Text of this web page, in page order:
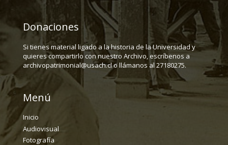
Donaciones
Si tienes material ligado a la historia de la Universidad y
quieres compartirlo con nuestro Archivo, escríbenos a
archivopatrimonial@usach.cl o llámanos al 27180275.
Menú
Inicio
Audiovisual
Fotografía